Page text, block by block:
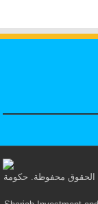
والتطوير (شروق) © 2017. جميع الحقوق محفوظة. حكومة